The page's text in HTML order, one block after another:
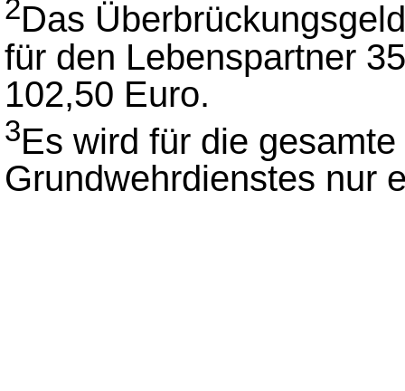
2Das
für den Lebenspartner
102,50 Euro.
3Es wird für die
Grundwehrdienstes nur